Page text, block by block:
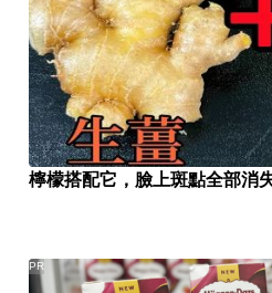
檸檬搭配它，臉上斑點全部消
PR